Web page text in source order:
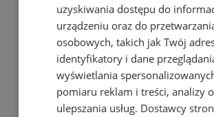
uzyskiwania dostępu do
urządzeniu oraz do
osobowych, takich jak Twój
identyfikatory i dane
wyświetlania
pomiaru reklam i treści, analizy
ulepszania usług. Dostawcy